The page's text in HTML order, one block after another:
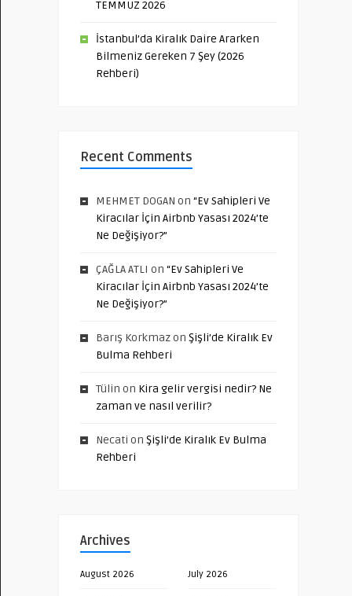
TEMMUZ 2026
İstanbul’da Kiralık Daire Ararken
Bilmeniz Gereken 7 Şey (2026
Rehberi)
Recent Comments
MEHMET DOGAN on “Ev Sahipleri Ve
Kiracılar İçin Airbnb Yasası 2024’te
Ne Değişiyor?”
ÇAĞLA ATLI on “Ev Sahipleri Ve
Kiracılar İçin Airbnb Yasası 2024’te
Ne Değişiyor?”
Barış Korkmazon Şişli’de Kiralık Ev
Bulma Rehberi
Tülin on Kira gelir vergisi nedir? Ne
zaman ve nasıl verilir?
Necati on Şişli’de Kiralık Ev Bulma
Rehberi
Archives
August 2026 July 2026